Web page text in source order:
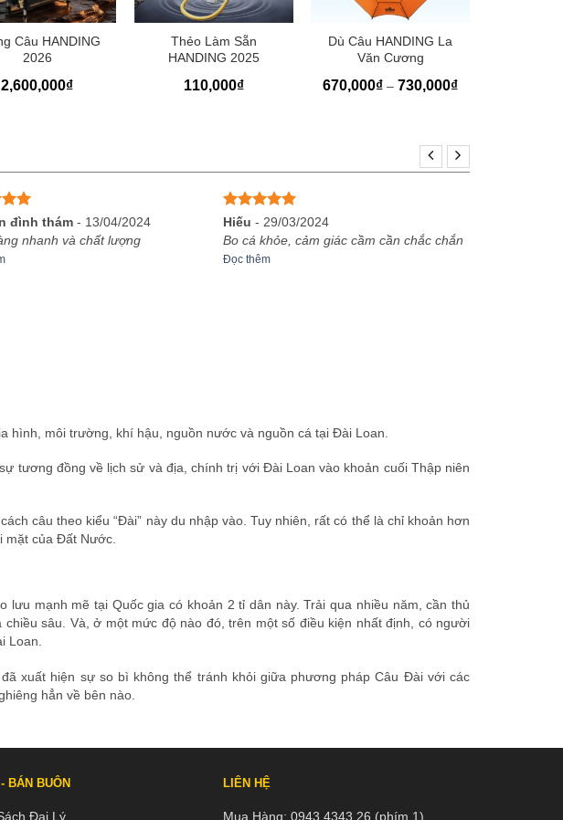
Câu HANDING
2026
2,600,000₫
+
Thẻo Làm Sẵn
HANDING 2025
110,000₫
Dù Câu HANDING La
Văn Cương
670,000₫ – 730,000₫Khoảng
giá:
730,000₫
55
đình thám- 13/04/2024
nhanh và chất lượng
Được xếp
hạng 5 5
sao
Hiếu - 29/03/2024
Bo cá khỏe, cảm giác cầm cần chắc chắn
Đọc thêm
hình, môi trường, khí hậu, nguồn nước và nguồn cá tại Đài Loan.
tương đồng về lịch sử và địa, chính trị với Đài Loan vào khoản cuối Thập niên
câu theo kiểu “Đài” này du nhập vào. Tuy nhiên, rất có thể là chỉ khoản hơn
mặt của Đất Nước.
mạnh mẽ tại Quốc gia có khoản 2 tỉ dân này. Trải qua nhiều năm, cần thủ
sâu. Và, ở một mức độ nào đó, trên một số điều kiện nhất định, có người
Loan.
xuất hiện sự so bì không thể tránh khỏi giữa phương pháp Câu Đài với các
hẳn về bên nào.
BÁN BUÔN
Đại Lý
LIÊN HỆ
Mua Hàng:0943 4343 26 (phím 1)